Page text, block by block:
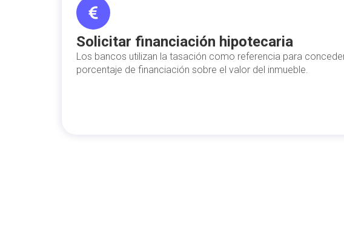
Solicitar financiación hipotecaria
Los bancos utilizan la tasación como referencia para
porcentaje de financiación sobre el valor del inmueble.